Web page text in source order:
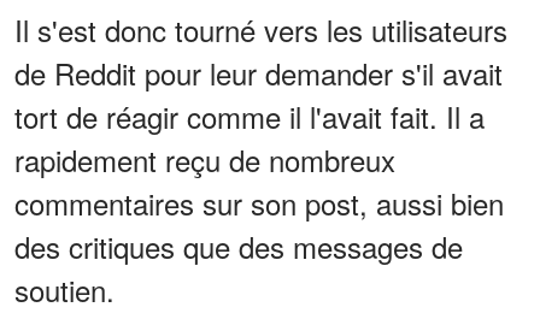
Il s'est donc tourné vers les utilisateurs
de Reddit pour leur demander s'il avait
tort de réagir comme il l'avait fait. Il a
rapidement reçu de nombreux
commentaires sur son post, aussi bien
des critiques que des messages de
soutien.